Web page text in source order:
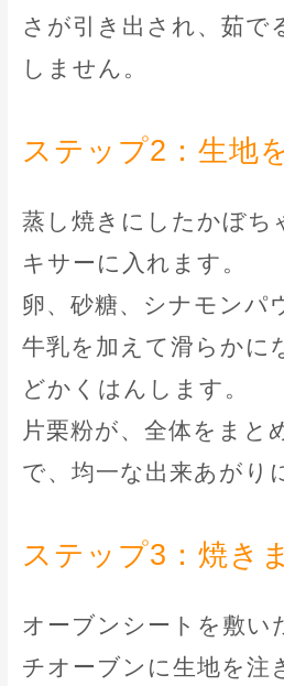
さが引き出され、茹で
しません。
ステップ2：生地
蒸し焼きにしたかぼち
キサーに入れます。
卵、砂糖、シナモンパ
牛乳を加えて滑らかに
どかくはんします。
片栗粉が、全体をまと
で、均一な出来あがり
ステップ3：焼き
オーブンシートを敷い
チオーブンに生地を注